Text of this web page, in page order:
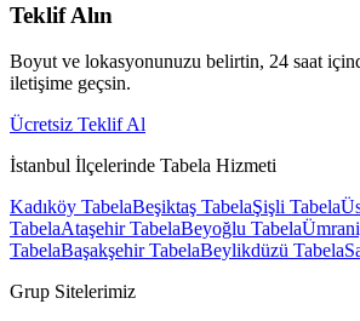
Teklif Alın
Boyut ve lokasyonunuzu belirtin, 24 saat
iletişime geçsin.
Ücretsiz Teklif Al
İstanbul İlçelerinde Tabela Hizmeti
Kadıköy TabelaBeşiktaş TabelaŞişli Tabela
TabelaAtaşehirTabelaBeyoğlu Tabela
TabelaBaşakşehirTabelaBeylikdüzü Tabela
Grup Sitelerimiz